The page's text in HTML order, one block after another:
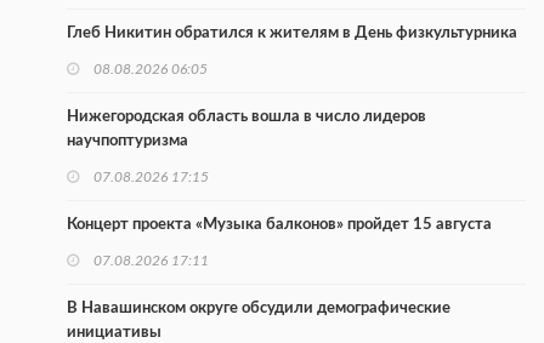
Глеб Никитин обратился к жителям в День физкультурника
08.08.2026 06:05
Нижегородская область вошла в число лидеров
научпоптуризма
07.08.2026 17:15
Концерт проекта «Музыка балконов» пройдет 15 августа
07.08.2026 17:11
В Навашинском округе обсудили демографические
инициативы